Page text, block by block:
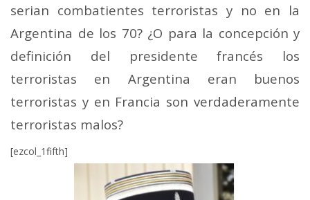
serian combatientes terroristas y no en la
Argentina de los 70? ¿O para la concepción y
definición del presidente francés los
terroristas en Argentina eran buenos
terroristas y en Francia son verdaderamente
terroristas malos?
[ezcol_1fifth]